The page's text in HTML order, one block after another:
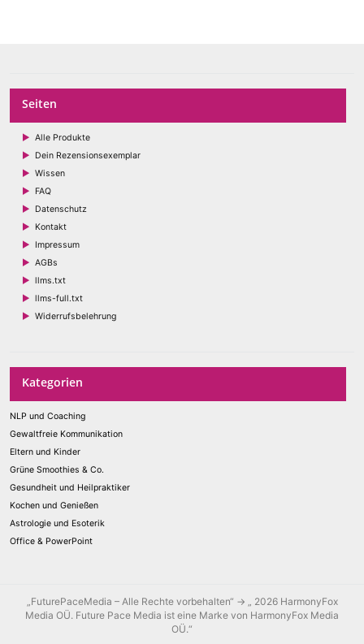
Seiten
Alle Produkte
Dein Rezensionsexemplar
Wissen
FAQ
Datenschutz
Kontakt
Impressum
AGBs
llms.txt
llms-full.txt
Widerrufsbelehrung
Kategorien
NLP und Coaching
Gewaltfreie Kommunikation
Eltern und Kinder
Grüne Smoothies & Co.
Gesundheit und Heilpraktiker
Kochen und Genießen
Astrologie und Esoterik
Office & PowerPoint
„FuturePaceMedia – Alle Rechte vorbehalten“ → „ 2026 HarmonyFox
Media OÜ. Future Pace Media ist eine Marke von HarmonyFox Media
OÜ.“